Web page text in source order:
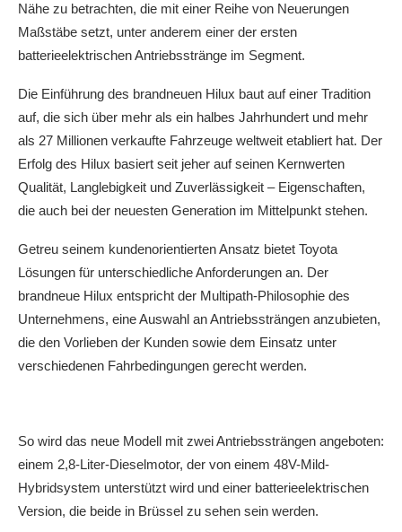
Nähe zu betrachten, die mit einer Reihe von Neuerungen
Maßstäbe setzt, unter anderem einer der ersten
batterieelektrischen Antriebsstränge im Segment.
Die Einführung des brandneuen Hilux baut auf einer Tradition
auf, die sich über mehr als ein halbes Jahrhundert und mehr
als 27 Millionen verkaufte Fahrzeuge weltweit etabliert hat. Der
Erfolg des Hilux basiert seit jeher auf seinen Kernwerten
Qualität, Langlebigkeit und Zuverlässigkeit – Eigenschaften,
die auch bei der neuesten Generation im Mittelpunkt stehen.
Getreu seinem kundenorientierten Ansatz bietet Toyota
Lösungen für unterschiedliche Anforderungen an. Der
brandneue Hilux entspricht der Multipath-Philosophie des
Unternehmens, eine Auswahl an Antriebssträngen anzubieten,
die den Vorlieben der Kunden sowie dem Einsatz unter
verschiedenen Fahrbedingungen gerecht werden.
So wird das neue Modell mit zwei Antriebssträngen angeboten:
einem 2,8-Liter-Dieselmotor, der von einem 48V-Mild-
Hybridsystem unterstützt wird und einer batterieelektrischen
Version, die beide in Brüssel zu sehen sein werden.